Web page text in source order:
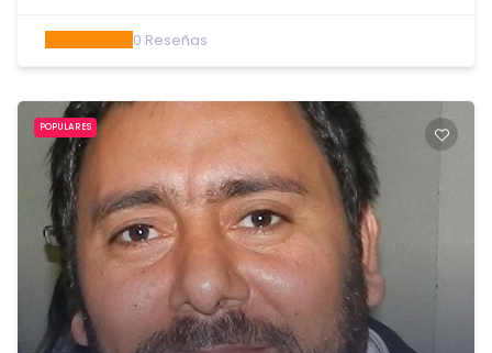
0 Reseñas
POPULARES